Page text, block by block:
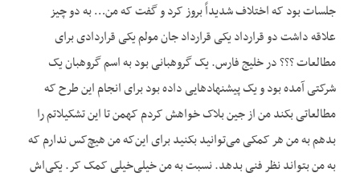
جلسات بود که اختلاف شدیداً بروز کرد و گفت که من… به دو چیز
علاقه داشت دو قرارداد یکی قرارداد جان مولم یکی قراردادی برای
مطالعات ؟؟؟ در خلیج فارس. یک گروهبانی بود به اسم گروهبان یک
شرکتی آمده بود و یک پیشنهادهایی داده بود برای انجام این طرح که
مطالعاتی بکند من از جین بلاک خواهش کردم کهمن تا این تشکیلاتم را
بدهم به من هر کمکی می‌توانید بکنید برای این‌که من هیچ‌کس ندارم که
به من بتواند نظر فنی بدهد. نسبت به من خیلی‌خیلی کمک کر. یکی‌اش